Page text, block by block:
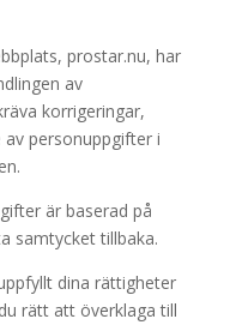
prostar.nu, har
av
korrigeringar,
personuppgifter i
är baserad på
samtycket tillbaka.
dina rättigheter
rätt att överklaga till